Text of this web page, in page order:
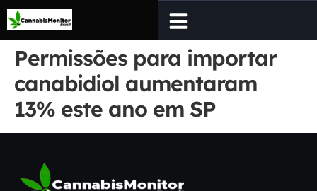
Permissões para importar
canabidiol aumentaram
13% este ano em SP